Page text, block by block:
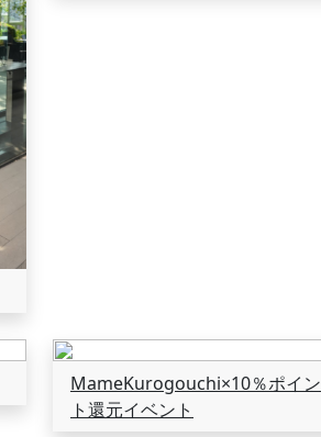
MameKurogouchi×10％ポイン
ト還元イベント